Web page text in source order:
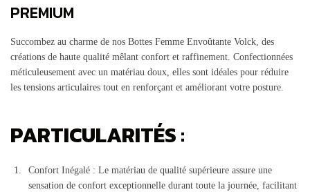
PREMIUM
Succombez au charme de nos Bottes Femme Envoûtante Volck, des
créations de haute qualité mêlant confort et raffinement. Confectionnées
méticuleusement avec un matériau doux, elles sont idéales pour réduire
les tensions articulaires tout en renforçant et améliorant votre posture.
PARTICULARITÉS :
Confort Inégalé : Le matériau de qualité supérieure assure une
sensation de confort exceptionnelle durant toute la journée, facilitant